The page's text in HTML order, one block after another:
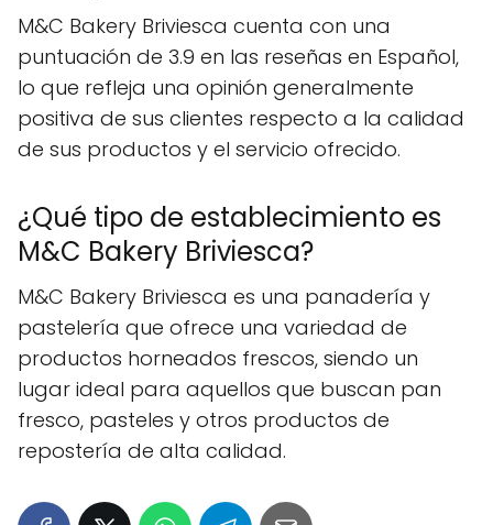
M&C Bakery Briviesca cuenta con una
puntuación de 3.9 en las reseñas en Español,
lo que refleja una opinión generalmente
positiva de sus clientes respecto a la calidad
de sus productos y el servicio ofrecido.
¿Qué tipo de establecimiento es
M&C Bakery Briviesca?
M&C Bakery Briviesca es una panadería y
pastelería que ofrece una variedad de
productos horneados frescos, siendo un
lugar ideal para aquellos que buscan pan
fresco, pasteles y otros productos de
repostería de alta calidad.